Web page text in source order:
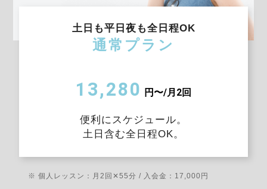
土日も平日夜も全日程OK
通常プラン
13,280 円〜/月2回
便利にスケジュール。
土日含む全日程OK。
※ 個人レッスン：月2回✕55分 / 入会金：17,000円